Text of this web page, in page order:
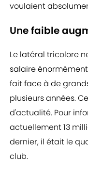
voulaient
Une faible
Le latéral tricolore
salaire
fait face à de
plusieurs années.
d'actualité. Pour
actuellement 13
dernier, il était le
club.